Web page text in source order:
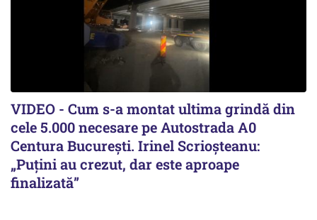
VIDEO - Cum s-a montat ultima grindă din
cele 5.000 necesare pe Autostrada A0
Centura București. Irinel Scrioșteanu:
„Puțini au crezut, dar este aproape
finalizată”